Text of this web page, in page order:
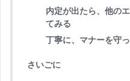
内定が出たら、他の
てみる
丁寧に、マナーを守
さいごに